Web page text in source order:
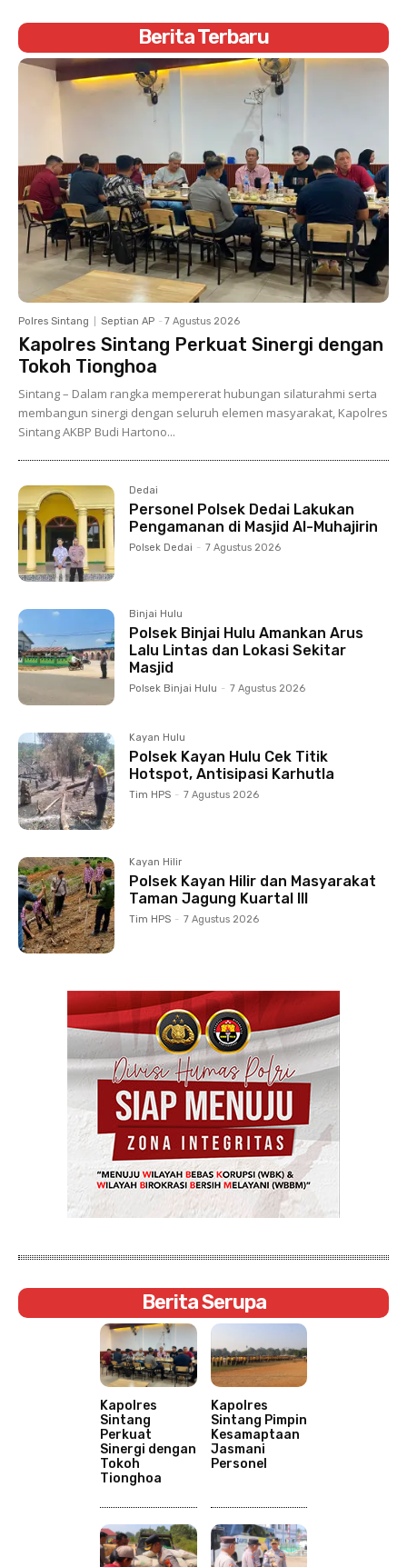
Berita Terbaru
Polres Sintang Septian AP - 7 Agustus 2026
Kapolres Sintang Perkuat Sinergi dengan
Tokoh Tionghoa
Sintang – Dalam rangka mempererat hubungan silaturahmi serta
membangun sinergi dengan seluruh elemen masyarakat, Kapolres
Sintang AKBP Budi Hartono...
Dedai
Personel Polsek Dedai Lakukan
Pengamanan di Masjid Al-Muhajirin
Polsek Dedai - 7 Agustus 2026
Binjai Hulu
Polsek Binjai Hulu Amankan Arus
Lalu Lintas dan Lokasi Sekitar
Masjid
Polsek Binjai Hulu - 7 Agustus 2026
Kayan Hulu
Polsek Kayan Hulu Cek Titik
Hotspot, Antisipasi Karhutla
Tim HPS - 7 Agustus 2026
Kayan Hilir
Polsek Kayan Hilir dan Masyarakat
Taman Jagung Kuartal III
Tim HPS - 7 Agustus 2026
Berita Serupa
Kapolres
Sintang
Perkuat
Sinergi dengan
Tokoh
Tionghoa
Kapolres
Sintang Pimpin
Kesamaptaan
Jasmani
Personel